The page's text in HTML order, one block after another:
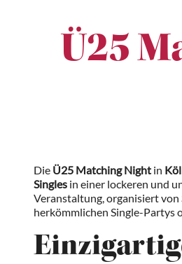
Ü25
Die Ü25 Matching Night in
Singles in einer lockeren und
Veranstaltung, organisiert von
herkömmlichen Single-Partys